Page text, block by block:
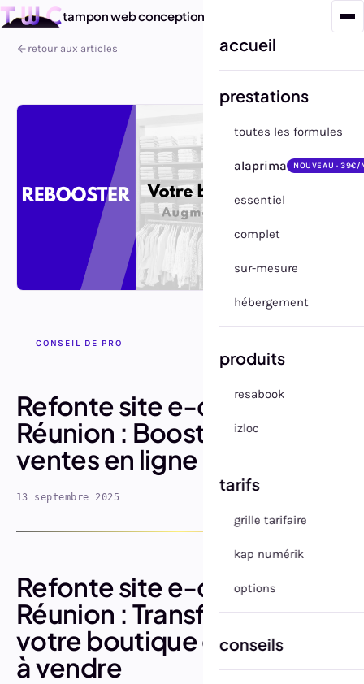
tampon web conception
accueil
prestations
toutes les formules
alaprima NOUVEAU · 39€/
essentiel
complet
sur-mesure
hébergement
produits
resabook
izloc
tarifs
grille tarifaire
kap numérik
options
conseils
retour aux articles
CONSEIL DE PRO
Refonte site e-commerce
Réunion : Boostez vos
ventes en ligne de 40%
13 septembre 2025
Refonte site e-commerce
Réunion : Transformez
votre boutique en machine
à vendre